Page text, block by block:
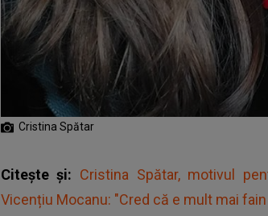
Cristina Spătar
Citește și: Cristina Spătar, motivul
Vicențiu Mocanu: "Cred că e mult mai fain